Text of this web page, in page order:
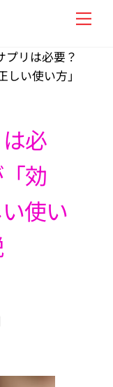
リは必要？
い使い方」
必
効
使い